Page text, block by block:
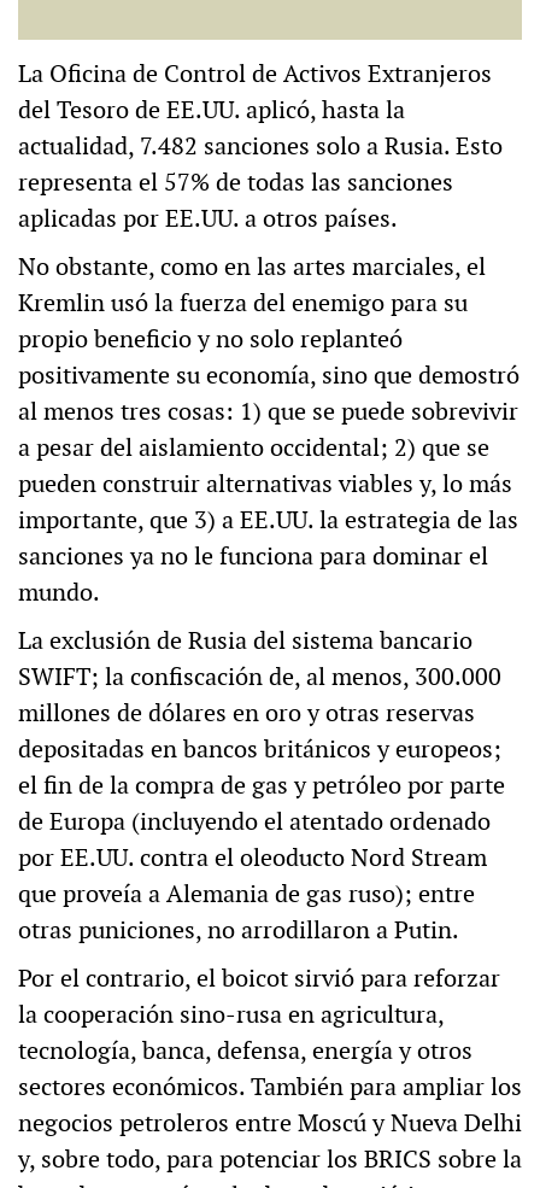
La Oficina de Control de Activos Extranjeros
del Tesoro de EE.UU. aplicó, hasta la
actualidad, 7.482 sanciones solo a Rusia. Esto
representa el 57% de todas las sanciones
aplicadas por EE.UU. a otros países.
No obstante, como en las artes marciales, el
Kremlin usó la fuerza del enemigo para su
propio beneficio y no solo replanteó
positivamente su economía, sino que demostró
al menos tres cosas: 1) que se puede sobrevivir
a pesar del aislamiento occidental; 2) que se
pueden construir alternativas viables y, lo más
importante, que 3) a EE.UU. la estrategia de las
sanciones ya no le funciona para dominar el
mundo.
La exclusión de Rusia del sistema bancario
SWIFT; la confiscación de, al menos, 300.000
millones de dólares en oro y otras reservas
depositadas en bancos británicos y europeos;
el fin de la compra de gas y petróleo por parte
de Europa (incluyendo el atentado ordenado
por EE.UU. contra el oleoducto Nord Stream
que proveía a Alemania de gas ruso); entre
otras puniciones, no arrodillaron a Putin.
Por el contrario, el boicot sirvió para reforzar
la cooperación sino-rusa en agricultura,
tecnología, banca, defensa, energía y otros
sectores económicos. También para ampliar los
negocios petroleros entre Moscú y Nueva Delhi
y, sobre todo, para potenciar los BRICS sobre la